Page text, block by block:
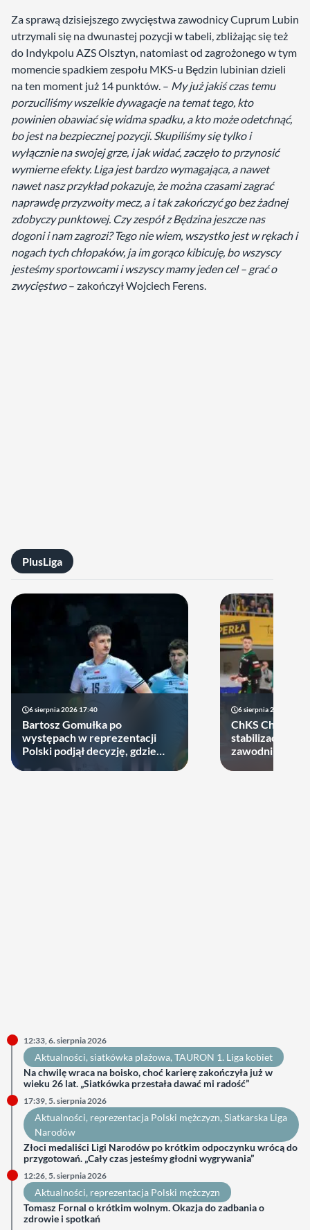
Za sprawą dzisiejszego zwycięstwa zawodnicy Cuprum Lubin
utrzymali się na dwunastej pozycji w tabeli, zbliżając się też
do Indykpolu AZS Olsztyn, natomiast od zagrożonego w tym
momencie spadkiem zespołu MKS-u Będzin lubinian dzieli
na ten moment już 14 punktów. – My już jakiś czas temu
porzuciliśmy wszelkie dywagacje na temat tego, kto
powinien obawiać się widma spadku, a kto może odetchnąć,
bo jest na bezpiecznej pozycji. Skupiliśmy się tylko i
wyłącznie na swojej grze, i jak widać, zaczęło to przynosić
wymierne efekty. Liga jest bardzo wymagająca, a nawet
nawet nasz przykład pokazuje, że można czasami zagrać
naprawdę przyzwoity mecz, a i tak zakończyć go bez żadnej
zdobyczy punktowej. Czy zespół z Będzina jeszcze nas
dogoni i nam zagrozi? Tego nie wiem, wszystko jest w rękach i
nogach tych chłopaków, ja im gorąco kibicuję, bo wszyscy
jesteśmy sportowcami i wszyscy mamy jeden cel – grać o
zwycięstwo– zakończył Wojciech Ferens.
PlusLiga
6 sierpnia 2026 17:40
Bartosz Gomułka po
występach w reprezentacji
Polski podjął decyzję, gdzie
6 sierpnia 2026 10:14
ChKS Chełm
stabilizację.
zawodników
12:33, 6. sierpnia 2026
Aktualności, siatkówka plażowa, TAURON 1. Liga kobiet
Na chwilę wraca na boisko, choć karierę zakończyła już w
wieku 26 lat. „Siatkówka przestała dawać mi radość”
17:39, 5. sierpnia 2026
Aktualności, reprezentacja Polski mężczyzn, Siatkarska Liga
Narodów
Złoci medaliści Ligi Narodów po krótkim odpoczynku wrócą do
przygotowań. „Cały czas jesteśmy głodni wygrywania”
12:26, 5. sierpnia 2026
Aktualności, reprezentacja Polski mężczyzn
Tomasz Fornal o krótkim wolnym. Okazja do zadbania o
zdrowie i spotkań